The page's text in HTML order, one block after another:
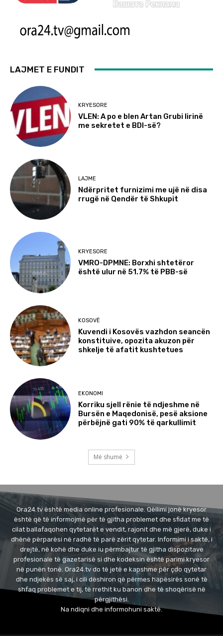
LAJMET E FUNDIT
KRYESORE
VLEN: A po e blen Artan Grubi lirinë
me sekretet e BDI-së?
LAJME
Ndërpritet furnizimi me ujë në disa
rrugë në Qendër të Shkupit
KRYESORE
VMRO-DPMNE: Borxhi shtetëror
është ulur në 51.7% të PBB-së
KOSOVË
Kuvendi i Kosovës vazhdon seancën
konstituive, opozita akuzon për
shkelje të afatit kushtetues
EKONOMI
Korriku sjell rënie të ndjeshme në
Bursën e Maqedonisë, pesë aksione
përbëjnë gati 90% të qarkullimit
Më shumë
Ora24.tv është media online profesionale. Qëllimi jonë kryesor
është që të informojmë për të gjitha problemet dhe sfidat me të
cilat ballafaqohen qytetarët e vendit, rajonit dhe më gjerë, duke i
dhënë përparësi në radhë të parë zërit qytetar. Informimi i saktë, i
drejtë, në kohë dhe duke iu përmbajtur të gjitha dispozitave
profesionale të gazetarisë si dhe kodeksin është parimi kryesor
në punën tonë. Ora24.tv do të jetë e kapshme për çdo qytetar
dhe ndjekës së saj, i cili dëshiron që përmes hapësirës sonë të
shfaq problemet e tij, të rrethit ku banon dhe të shoqërisë në
përgjithësi.
Na ndiqni dhe informohuni saktë.